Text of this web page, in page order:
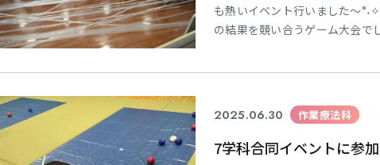
も熱いイベント行いました～
の結果を競い合うゲーム大会
2025.06.30 作業療法科
7学科合同イベントに参